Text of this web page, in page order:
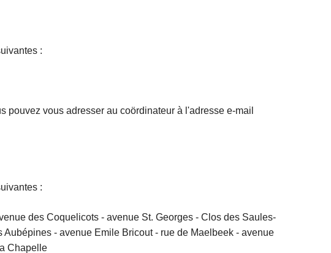
:
vous adresser au coördinateur à l'adresse e-mail
:
des Coquelicots - avenue St. Georges - Clos des Saules-
- avenue Emile Bricout - rue de Maelbeek - avenue
Chapelle